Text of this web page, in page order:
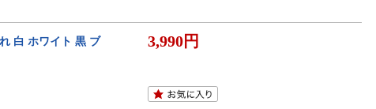
白 ホワイト 黒 ブ
3,990円